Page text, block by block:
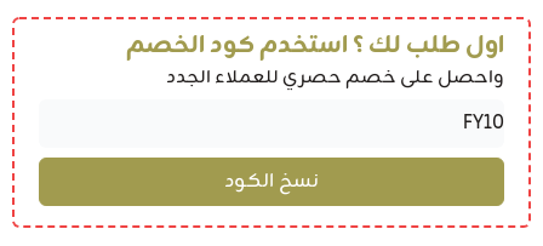
اول طلب لك ؟ استخدم كود الخصم
واحصل على خصم حصري للعملاء الجدد